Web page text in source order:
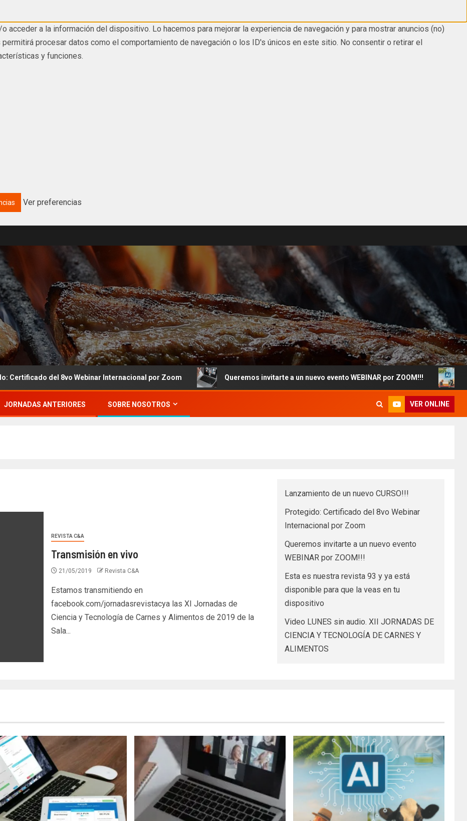
a la información del dispositivo. Lo hacemos para mejorar la experiencia de navegación y para mostrar anuncios (no)
procesar datos como el comportamiento de navegación o los ID's únicos en este sitio. No consentir o retirar el
y funciones.
Ver preferencias
del 8vo Webinar Internacional por Zoom Queremos invitarte a un nuevo evento WEBINAR por ZOOM!!! Esta es
JORNADAS ANTERIORES SOBRE NOSOTROS VER ONLINE
REVISTA C&A
Transmisión en vivo
21/05/2019 Revista C&A
Estamos transmitiendo en
facebook.com/jornadasrevistacya las XI Jornadas de
Ciencia y Tecnología de Carnes y Alimentos de 2019 de la
Sala...
Lanzamiento de un nuevo CURSO!!!
Protegido: Certificado del 8vo Webinar
Internacional por Zoom
Queremos invitarte a un nuevo evento
WEBINAR por ZOOM!!!
Esta es nuestra revista 93 y ya está
disponible para que la veas en tu
dispositivo
Video LUNES sin audio. XII JORNADAS DE
CIENCIA Y TECNOLOGÍA DE CARNES Y
ALIMENTOS